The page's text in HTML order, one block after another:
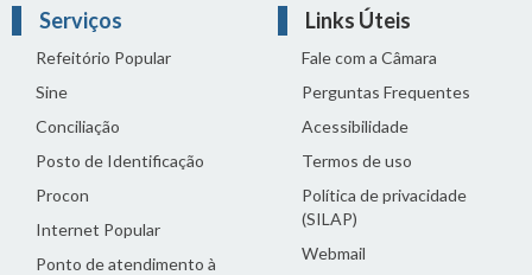
Serviços
Refeitório Popular
Sine
Conciliação
Posto de Identificação
Procon
Internet Popular
Ponto de atendimento à
Links Úteis
Fale com a Câmara
Perguntas Frequentes
Acessibilidade
Termos de uso
Política de privacidade
(SILAP)
Webmail